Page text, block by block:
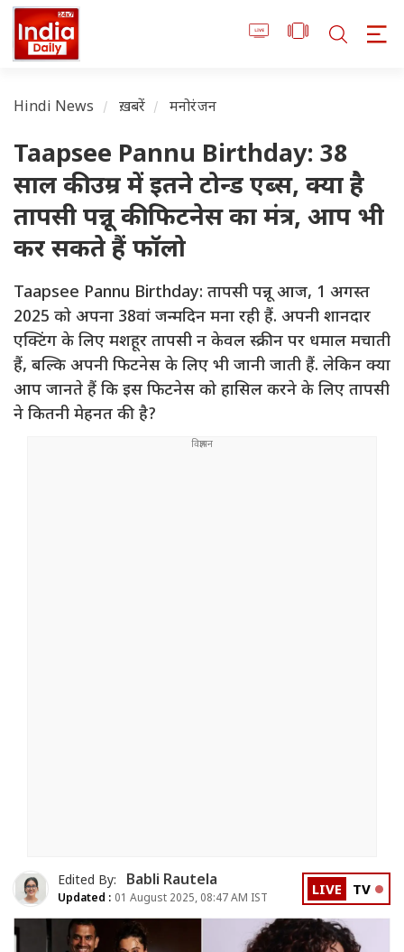
Hindi News ख़बरें मनोरंजन
Taapsee Pannu Birthday: 38
साल की उम्र में इतने टोन्ड एब्स, क्या है
तापसी पन्नू की फिटनेस का मंत्र, आप भी
कर सकते हैं फॉलो
Taapsee Pannu Birthday: तापसी पन्नू आज, 1 अगस्त
2025 को अपना 38वां जन्मदिन मना रही हैं. अपनी शानदार
एक्टिंग के लिए मशहूर तापसी न केवल स्क्रीन पर धमाल मचाती
हैं, बल्कि अपनी फिटनेस के लिए भी जानी जाती हैं. लेकिन क्या
आप जानते हैं कि इस फिटनेस को हासिल करने के लिए तापसी
ने कितनी मेहनत की है?
Edited By: Babli Rautela
Updated : 01 August 2025, 08:47 AM IST LIVE TV